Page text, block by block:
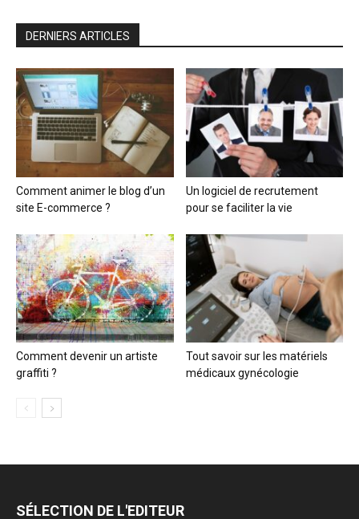
DERNIERS ARTICLES
Comment animer le blog d’un
site E-commerce ?
Un logiciel de recrutement
pour se faciliter la vie
Comment devenir un artiste
graffiti ?
Tout savoir sur les matériels
médicaux gynécologie
SÉLECTION DE L'EDITEUR